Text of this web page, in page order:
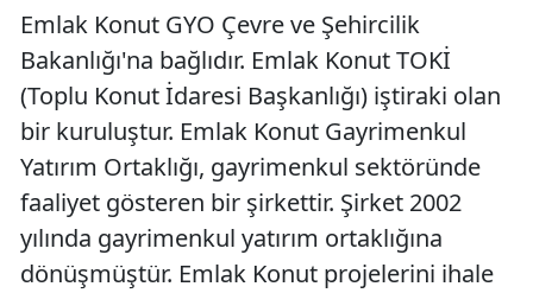
Emlak Konut GYO Çevre ve Şehircilik
Bakanlığı'na bağlıdır. Emlak Konut TOKİ
(Toplu Konut İdaresi Başkanlığı) iştiraki olan
bir kuruluştur. Emlak Konut Gayrimenkul
Yatırım Ortaklığı, gayrimenkul sektöründe
faaliyet gösteren bir şirkettir. Şirket 2002
yılında gayrimenkul yatırım ortaklığına
dönüşmüştür. Emlak Konut projelerini ihale